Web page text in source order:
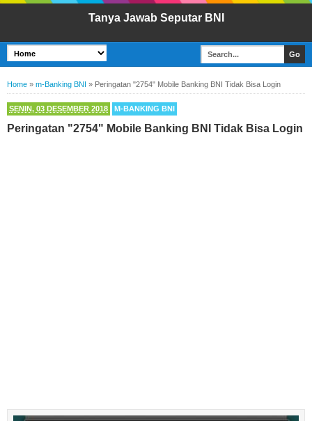
Tanya Jawab Seputar BNI
Home » m-Banking BNI » Peringatan "2754" Mobile Banking BNI Tidak Bisa Login
SENIN, 03 DESEMBER 2018 M-BANKING BNI
Peringatan "2754" Mobile Banking BNI Tidak Bisa Login